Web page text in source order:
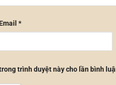
Email*
trình duyệt này cho lần bình